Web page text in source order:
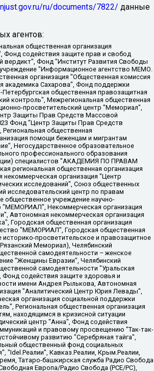
ru/documents/7822/ данные
агентов:
имени интернет-издания "The Insider SIA", https://theins.ru, Постернак Алексей Евгеньевич, Рубин Михаил Аркадьевич, Анин Роман Александрович, Юридическое лицо Istories fonds, зарегистрированное в Латвийской Республике (регистрационный номер 50008295751, дата регистрации 24.02.2020), Великовский Дмитрий Александрович, Долинина Ирина Николаевна, Мароховская Алеся Алексеевна, Шлейнов Роман Юрьевич, Шмагун Олеся Валентиновна, Общество с ограниченной ответственностью "Альтаир 2021", Общество с ограниченной ответственностью "Вега 2021", Общество с ограниченной ответственностью "Главный редактор 2021", Общество с ограниченной ответственностью "Ромашки монолит", Важенков Артем Валерьевич, Ивановская областная общественная организация "Центр гендерных исследований", Гурман Юрий Альбертович, Медиапроект "ОВД-Инфо", Егоров Владимир Владимирович, Жилинский Владимир Александрович, Общество с ограниченной ответственностью "ЗП", Иванова София Юрьевна, Карезина Инна Павловна, Кильтау Екатерина Викторовна, Петров Алексей Викторович, Пискунов Сергей Евгеньевич, Смирнов Сергей Сергеевич, Тихонов Михаил Сергеевич, Общество с ограниченной ответственностью "ЖУРНАЛИСТ-ИНОСТРАННЫЙ АГЕНТ", Арапова Галина Юрьевна, Вольтская Татьяна Анатольевна, Американская компания "Mason G.E.S. Anonymous Foundation" (США), являющаяся владельцем интернет-издания https://mnews.world/, Компания "Stichting Bellingcat", зарегистрированная в Нидерландах (дата регистрации 11.07.2018), Захаров Андрей Вячеславович, Клепиковская Екатерина Дмитриевна, Общество с ограниченной ответственностью "МЕМО", Перл Роман Александрович, Симонов Евгений Алексеевич, Соловьева Елена Анатольевна, Сотников Даниил Владимирович, Сурначева Елизавета Дмитриевна, Автономная некоммерческая организация по защите прав человека и информированию населения "Якутия – Наше Мнение", Общество с ограниченной ответственностью "Москоу диджитал медиа", с 26.01.2023 Общество с ограниченной ответственностью "Чайка Белые сады", Ветошкина Валерия Валерьевна, Заговора Максим Александрович, Межрегиональное общественное движение "Российская ЛГБТ - сеть", Оленичев Максим Владимирович, Павлов Иван Юрьевич, Скворцова Елена Сергеевна, Общество с ограниченной ответственностью "Как бы инагент", Кочетков Игорь Викторович, Общество с ограниченной ответственностью "Честные выборы", Еланчик Олег Александрович, Общество с ограниченной ответственностью "Нобелевский призыв", Гималова Регина Эмилевна, Григорьев Андрей Валерьевич, Григорьева Алина Александровна, Ассоциация по содействию защите прав призывников, альтернативнослужащих и военнослужащих "Правозащитная группа "Гражданин.Армия.Право", Хисамова Регина Фаритовна, Автономная некоммерческая организация по реализации социально-правовых программ "Лилит", Дальневосточное общественное движение "Маяк", Санкт-Петербургская ЛГБТ-инициативная группа "Выход", Инициативная группа ЛГБТ+ "Реверс", Алексеев Андрей Викторович, Бекбулатова Таисия Львовна, Беляев Иван Михайлович, Владыкина Елена Сергеевна, Гельман Марат Александрович, Никульшина Вероника Юрьевна, Толоконникова Надежда Андреевна, Шендерович Виктор Анатольевич, Общество с ограниченной ответственностью "Данное сообщение", Общество с ограниченной ответственностью Издательский дом "Новая глава", Айнбиндер Александра Александровна, Московский комьюнити-центр для ЛГБТ+инициатив, Благотворительный фонд развития филантропии, Deutsche Welle (Германия, Kurt-Schumacher-Strasse 3, 53113 Bonn), Борзунова Мария Михайловна, Воробьев Виктор Викторович, Голубева Анна Львовна, Константинова Алла Михайловна, Малкова Ирина Владимировна, Мурадов Мурад Абдулгалимович, Осетинская Елизавета Николаевна, Понасенков Евгений Николаевич, Ганапольский Матвей Юрьевич, Киселев Евгений Алексеевич, Борухович Ирина Григорьевна, Дремин Иван Тимофеевич, Дубровский Дмитрий Викторович, Красноярская региональная общественная организация поддержки и развития альтернативных образовательных технологий и межкультурных коммуникаций "ИНТЕРРА", Маяковская Екатерина Алексеевна, Фейгин Марк Захарович, Филимонов Андрей Викторович, Дзугкоева Регина Николаевна, Доброхотов Роман Александрович, Дудь Юрий Александрович, Елкин Сергей Владимирович, Кругликов Кирилл Игоревич, Сабунаева Мария Леонидовна, Семенов Алексей Владимирович, Шаинян Карен Багратович, Шульман Екатерина Михайловна, Асафьев Артур Валерьевич, Вахштайн Виктор Семенович, Венедиктов Алексей Алексеевич, Лушникова Екатерина Евгеньевна, Волков Леонид Михайлович, Невзоров Александр Глебович, Пархоменко Сергей Борисович, Сироткин Ярослав Николаевич, Кара-Мурза Владимир Владимирович, Баранова Наталья Владимировна, Гозман Леонид Яковлевич, Кагарлицкий Борис Юльевич, Климарев Михаил Валерьевич, Милов Владимир Станиславович, Автономная некоммерческая организация Краснодарский центр современного искусства "Типография", Моргенштерн Алишер Тагирович, Соболь Любовь Эдуардовна, Общество с ограниченной ответственностью "ЛИЗА НОРМ", Каспаров Гарри Кимович, Ходорковский Михаил Борисович, Общество с ограниченной ответственностью "Апрельские тезисы", Данилович Ирина Брониславовна, Кашин Олег Владимирович, Петров Николай Владимирович, Пивоваров Алексей Владимирович, Соколов Михаил Владимирович, Цветкова Юлия Владимировна, Чичваркин Евгений Александрович, Комитет против пыток/Команда против пыток, Общество с ограниченной ответственностью "Первый научный", Общество с ограниченной ответственностью "Вертолет и ко", Белоцерковская Вероника Борисовна, Кац Максим Евгеньевич, Лазарева Татьяна Юрьевна, Шаведдинов Руслан Табризович, Яшин Илья Валерьевич, Общество с ограниченной ответственностью "Иноагент ААВ", Алешковский Дмитрий Петрович, Альбац Евгения Марковна, Быков Дмитрий Львович, Галямина Юлия Евгеньевна, Лойко Сергей Леонидович, Мартынов Кирилл Константинович, Медведев Сергей Александрович, Крашенинников Федор Геннадиевич, Гордеева Катерина Вл